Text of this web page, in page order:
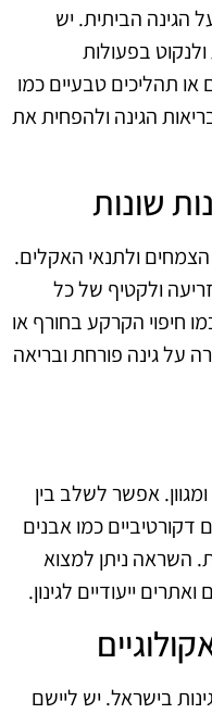
הגינה הביתית. יש
בפעולות
או תהליכים טבעיים כמו
הגינה ולהפחית את
שונות
ולתנאי האקלים.
ולקטיף של כל
חיפוי הקרקע בחורף או
על גינה פורחת ובריאה
ומגוון. אפשר לשלב בין
כמו אבנים
השראה ניתן למצוא
ייעודיים לגינון.
בישראל. יש ליישם